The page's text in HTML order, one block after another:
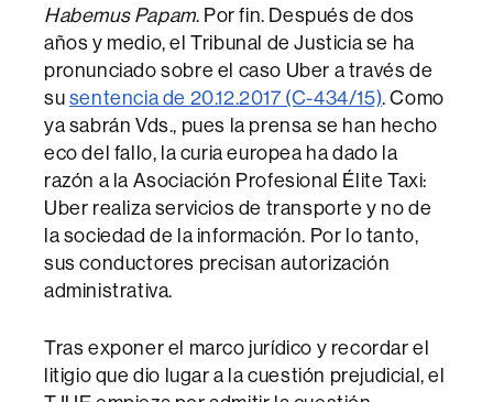
Habemus Papam. Por fin. Después de dos
años y medio, el Tribunal de Justicia se ha
pronunciado sobre el caso Uber a través de
susentencia de 20.12.2017 (C-434/15). Como
ya sabrán Vds., pues la prensa se han hecho
eco del fallo, la curia europea ha dado la
razón a la Asociación Profesional Élite Taxi:
Uber realiza servicios de transporte y no de
la sociedad de la información. Por lo tanto,
sus conductores precisan autorización
administrativa.
Tras exponer el marco jurídico y recordar el
litigio que dio lugar a la cuestión prejudicial, el